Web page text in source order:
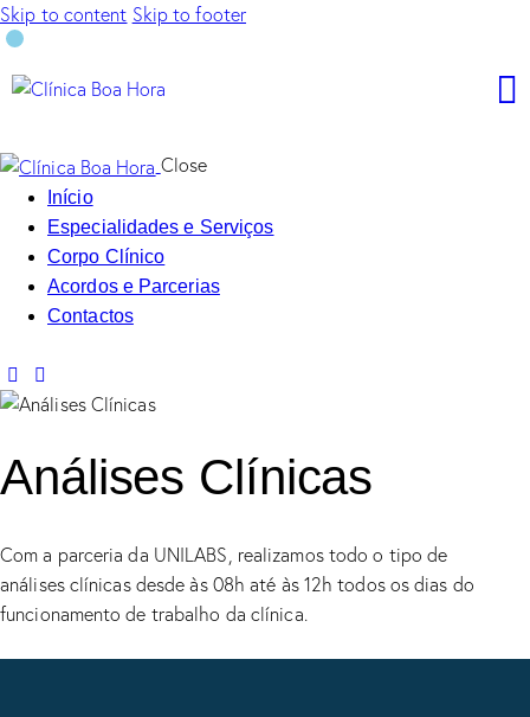
Skip to content Skip to footer
Close
Início
Especialidades e Serviços
Corpo Clínico
Acordos e Parcerias
Contactos
Análises Clínicas
Com a parceria da UNILABS, realizamos todo o tipo de
análises clínicas desde às 08h até às 12h todos os dias do
funcionamento de trabalho da clínica.